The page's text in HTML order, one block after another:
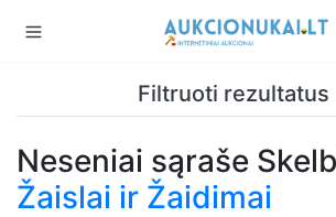
Filtruoti rezultatus
Neseniai sąraše
Žaislai ir Žaidimai